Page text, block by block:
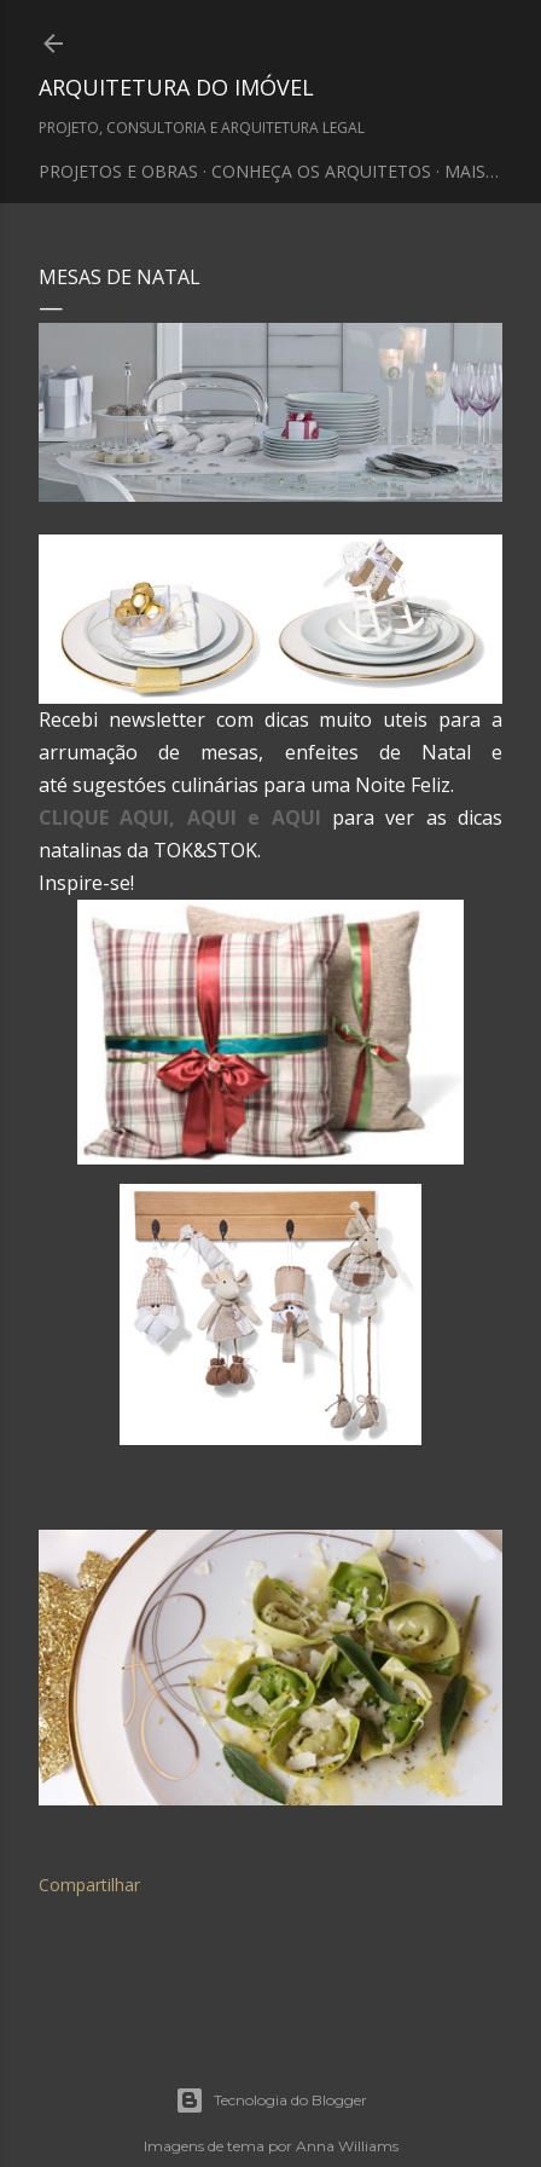
ARQUITETURA DO IMÓVEL
PROJETO, CONSULTORIA E ARQUITETURA LEGAL
PROJETOS E OBRAS CONHEÇA OS ARQUITETOS MAIS…
MESAS DE NATAL
Recebi newsletter com dicas muito uteis para a
arrumação de mesas, enfeites de Natal e
até sugestóes culinárias para uma Noite Feliz.
CLIQUE AQUI, AQUI e AQUI para ver as dicas
natalinas da TOK&STOK.
Inspire-se!
Compartilhar
Tecnologia do Blogger
Imagens de tema por Anna Williams